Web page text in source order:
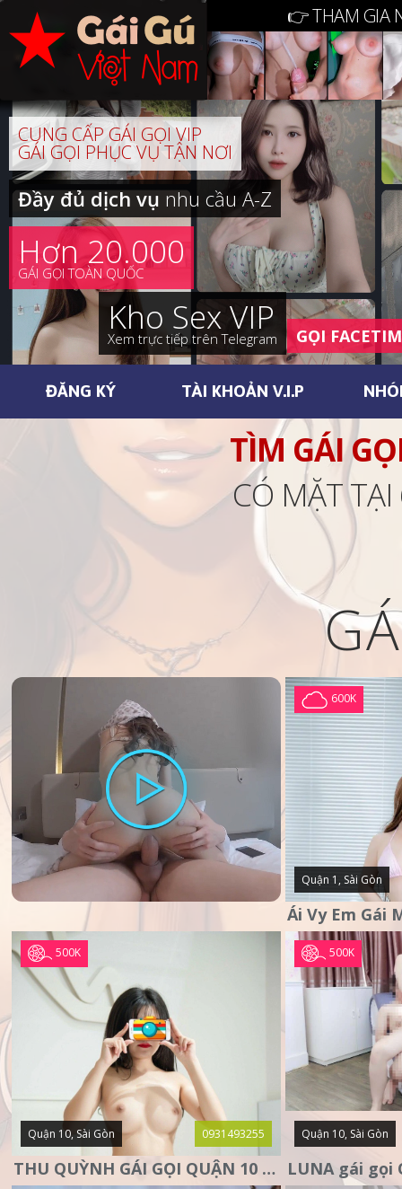
👉 THAM GIA
CUNG CẤP GÁI GỌI VIP
GÁI GỌI PHỤC VỤ TẬN NƠI
Đầy đủ dịch vụnhu cầu A-Z
Hơn 20.000
GÁI GỌI TOÀN QUỐC
Kho Sex VIP
Xem trực tiếp trên Telegram GỌI
ĐĂNG KÝ TÀI KHOẢN V.I.P
TÌM GÁI
CÓ MẶT
600K
Quận 1, Sài Gòn
500K
Quận 10, Sài Gòn 0931493255
THU QUỲNH GÁI GỌI QUẬN 10 – MẶT XINH DA TRẮNG – SANG
500K
Quận 10, Sài Gòn